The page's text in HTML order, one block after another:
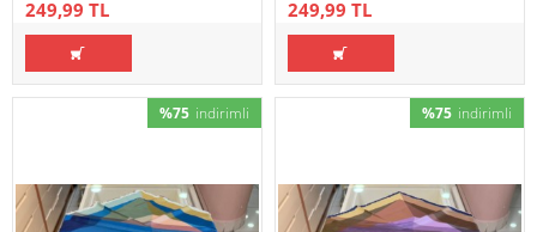
249,99 TL 249,99 TL
%75 indirimli %75 indirimli